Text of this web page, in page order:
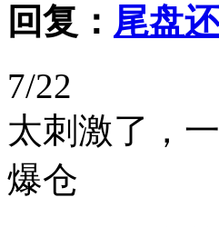
回复： 尾盘
7/22
太刺激了，
爆仓